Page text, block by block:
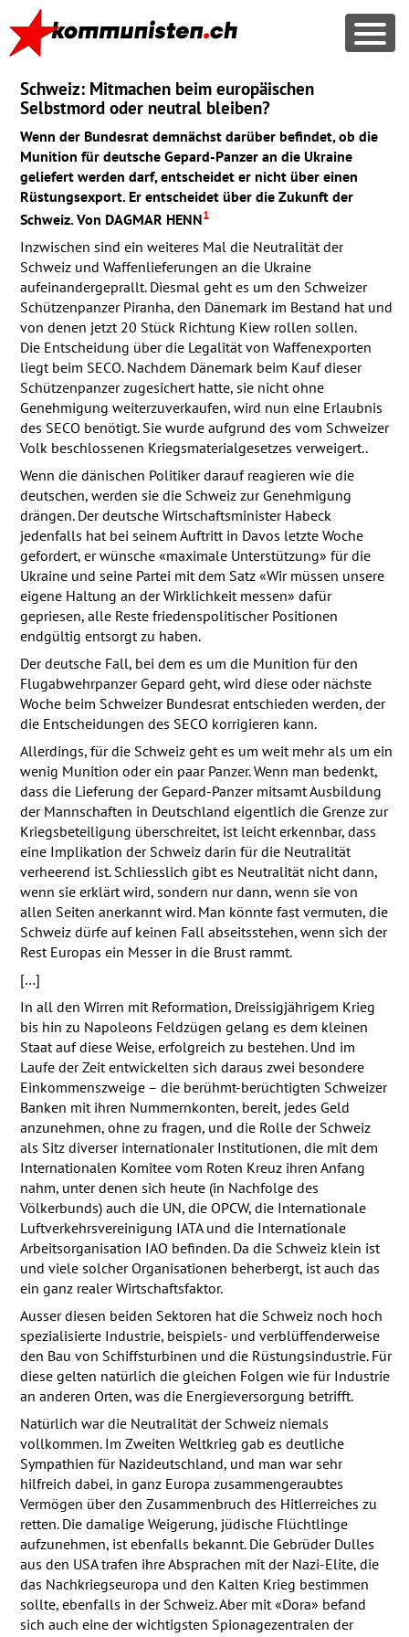
Schweiz: Mitmachen beim europäischen
Selbstmord oder neutral bleiben?
Wenn der Bundesrat demnächst darüber befindet, ob die
Munition für deutsche Gepard-Panzer an die Ukraine
geliefert werden darf, entscheidet er nicht über einen
Rüstungsexport. Er entscheidet über die Zukunft der
Schweiz. Von DAGMAR HENN1
Inzwischen sind ein weiteres Mal die Neutralität der
Schweiz und Waffenlieferungen an die Ukraine
aufeinandergeprallt. Diesmal geht es um den Schweizer
Schützenpanzer Piranha, den Dänemark im Bestand hat und
von denen jetzt 20 Stück Richtung Kiew rollen sollen.
Die Entscheidung über die Legalität von Waffenexporten
liegt beim SECO. Nachdem Dänemark beim Kauf dieser
Schützenpanzer zugesichert hatte, sie nicht ohne
Genehmigung weiterzuverkaufen, wird nun eine Erlaubnis
des SECO benötigt. Sie wurde aufgrund des vom Schweizer
Volk beschlossenen Kriegsmaterialgesetzes verweigert..
Wenn die dänischen Politiker darauf reagieren wie die
deutschen, werden sie die Schweiz zur Genehmigung
drängen. Der deutsche Wirtschaftsminister Habeck
jedenfalls hat bei seinem Auftritt in Davos letzte Woche
gefordert, er wünsche «maximale Unterstützung» für die
Ukraine und seine Partei mit dem Satz «Wir müssen unsere
eigene Haltung an der Wirklichkeit messen» dafür
gepriesen, alle Reste friedenspolitischer Positionen
endgültig entsorgt zu haben.
Der deutsche Fall, bei dem es um die Munition für den
Flugabwehrpanzer Gepard geht, wird diese oder nächste
Woche beim Schweizer Bundesrat entschieden werden, der
die Entscheidungen des SECO korrigieren kann.
Allerdings, für die Schweiz geht es um weit mehr als um ein
wenig Munition oder ein paar Panzer. Wenn man bedenkt,
dass die Lieferung der Gepard-Panzer mitsamt Ausbildung
der Mannschaften in Deutschland eigentlich die Grenze zur
Kriegsbeteiligung überschreitet, ist leicht erkennbar, dass
eine Implikation der Schweiz darin für die Neutralität
verheerend ist. Schliesslich gibt es Neutralität nicht dann,
wenn sie erklärt wird, sondern nur dann, wenn sie von
allen Seiten anerkannt wird. Man könnte fast vermuten, die
Schweiz dürfe auf keinen Fall abseitsstehen, wenn sich der
Rest Europas ein Messer in die Brust rammt.
[…]
In all den Wirren mit Reformation, Dreissigjährigem Krieg
bis hin zu Napoleons Feldzügen gelang es dem kleinen
Staat auf diese Weise, erfolgreich zu bestehen. Und im
Laufe der Zeit entwickelten sich daraus zwei besondere
Einkommenszweige – die berühmt-berüchtigten Schweizer
Banken mit ihren Nummernkonten, bereit, jedes Geld
anzunehmen, ohne zu fragen, und die Rolle der Schweiz
als Sitz diverser internationaler Institutionen, die mit dem
Internationalen Komitee vom Roten Kreuz ihren Anfang
nahm, unter denen sich heute (in Nachfolge des
Völkerbunds) auch die UN, die OPCW, die Internationale
Luftverkehrsvereinigung IATAund die Internationale
Arbeitsorganisation IAO befinden. Da die Schweiz klein ist
und viele solcher Organisationen beherbergt, ist auch das
ein ganz realer Wirtschaftsfaktor.
Ausser diesen beiden Sektoren hat die Schweiz noch hoch
spezialisierte Industrie, beispiels- und verblüffenderweise
den Bau von Schiffsturbinen und die Rüstungsindustrie. Für
diese gelten natürlich die gleichen Folgen wie für Industrie
an anderen Orten, was die Energieversorgung betrifft.
Natürlich war die Neutralität der Schweiz niemals
vollkommen. Im Zweiten Weltkrieg gab es deutliche
Sympathien für Nazideutschland, und man war sehr
hilfreich dabei, in ganz Europa zusammengeraubtes
Vermögen über den Zusammenbruch des Hitlerreiches zu
retten. Die damalige Weigerung, jüdische Flüchtlinge
aufzunehmen, ist ebenfalls bekannt. Die Gebrüder Dulles
aus den USAtrafen ihre Absprachen mit der Nazi-Elite, die
das Nachkriegseuropa und den Kalten Krieg bestimmen
sollte, ebenfalls in der Schweiz. Aber mit «Dora» befand
sich auch eine der wichtigsten Spionagezentralen der